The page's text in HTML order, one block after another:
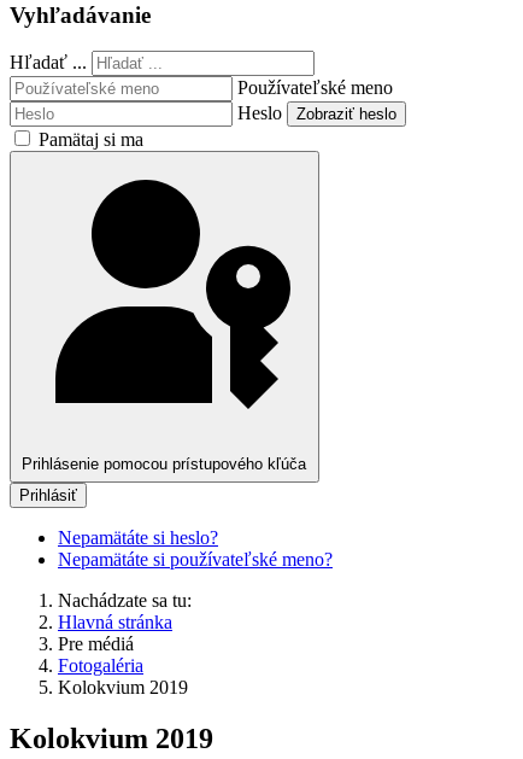
Vyhľadávanie
Hľadať ...
Používateľské meno
Heslo
Zobraziť heslo
Pamätaj si ma
Prihlásenie pomocou prístupového kľúča
Prihlásiť
Nepamätáte si heslo?
Nepamätáte si používateľské meno?
Nachádzate sa tu:
Hlavná stránka
Pre médiá
Fotogaléria
Kolokvium 2019
Kolokvium 2019